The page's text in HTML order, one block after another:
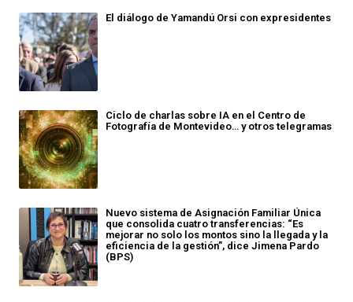
El diálogo de Yamandú Orsi con expresidentes
Ciclo de charlas sobre IA en el Centro de
Fotografía de Montevideo… y otros telegramas
Nuevo sistema de Asignación Familiar Única
que consolida cuatro transferencias: “Es
mejorar no solo los montos sino la llegada y la
eficiencia de la gestión”, dice Jimena Pardo
(BPS)